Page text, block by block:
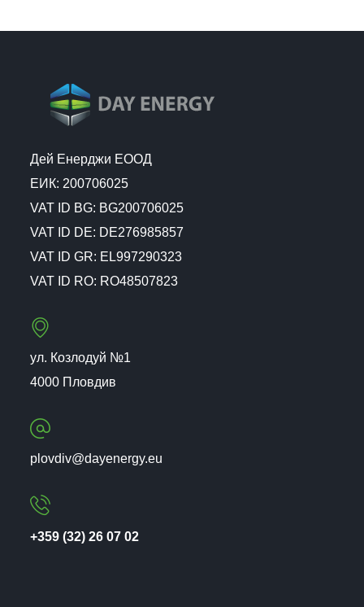
Дей Енерджи ЕООД
ЕИК: 200706025
VAT ID BG: BG200706025
VAT ID DE: DE276985857
VAT ID GR: EL997290323
VAT ID RO: RO48507823
ул. Козлодуй №1
4000 Пловдив
plovdiv@dayenergy.eu
+359 (32) 26 07 02